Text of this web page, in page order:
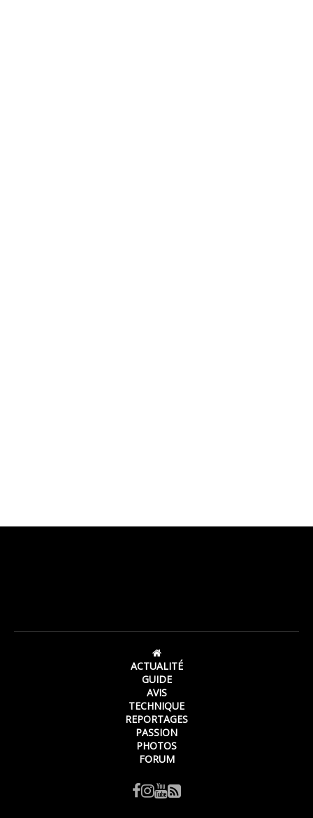
ACTUALITÉ
GUIDE
AVIS
TECHNIQUE
REPORTAGES
PASSION
PHOTOS
FORUM